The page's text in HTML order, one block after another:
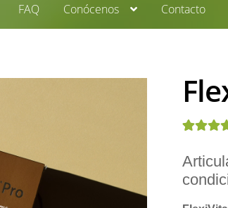
FAQ Conócenos Contacto
5.00de 5
base a